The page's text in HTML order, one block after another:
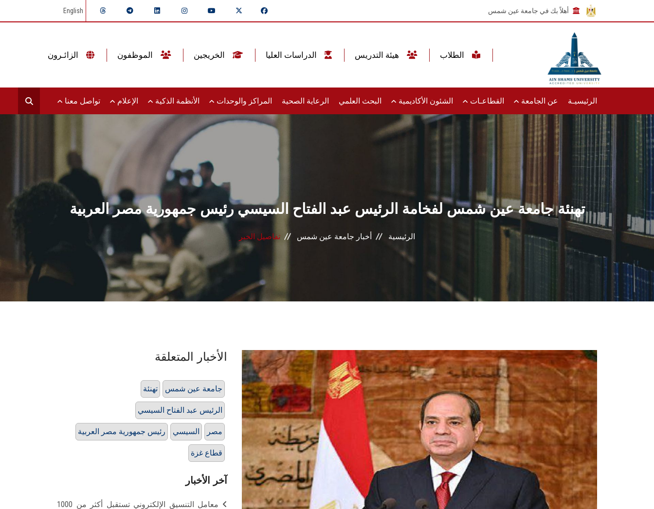
أهلاً بك في جامعة عين شمس English
الرئيسيـة عن الجامعة القطاعـات الشئون الأكاديمية البحث العلمي الرعاية الصحية المراكز والوحدات الأنظمة الذكية الإعلام تواصل معنا
تهنئة جامعة عين شمس لفخامة الرئيس عبد الفتاح السيسي رئيس جمهورية مصر العربية
الرئيسية أخبار جامعة عين شمس تفاصيل الخبر
الأخبار المتعلقة
تهنئة جامعة عين شمس
الرئيس عبد الفتاح السيسي
رئيس جمهورية مصر العربية السيسي مصر
قطاع غزة
آخر الأخبار
معامل التنسيق الإلكتروني تستقبل أكثر من 1000